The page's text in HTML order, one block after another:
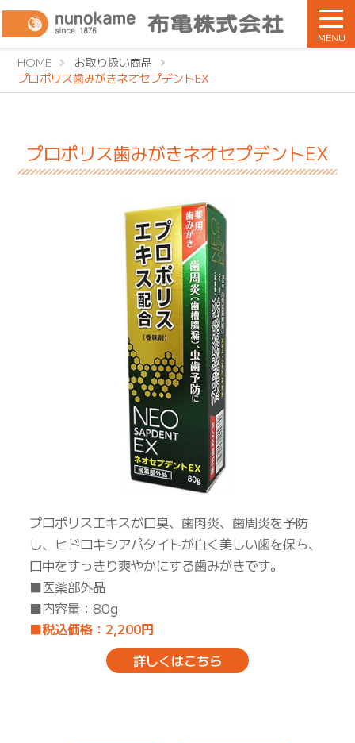
MENU
HOME
お取り扱い商品
プロポリス歯みがきネオセプデントEX
プロポリス歯みがきネオセプデントEX
プロポリスエキスが口臭、歯肉炎、歯周炎を予防
し、ヒドロキシアパタイトが白く美しい歯を保ち、
口中をすっきり爽やかにする歯みがきです。
■医薬部外品
■内容量：80g
■税込価格：2,200円
詳しくはこちら